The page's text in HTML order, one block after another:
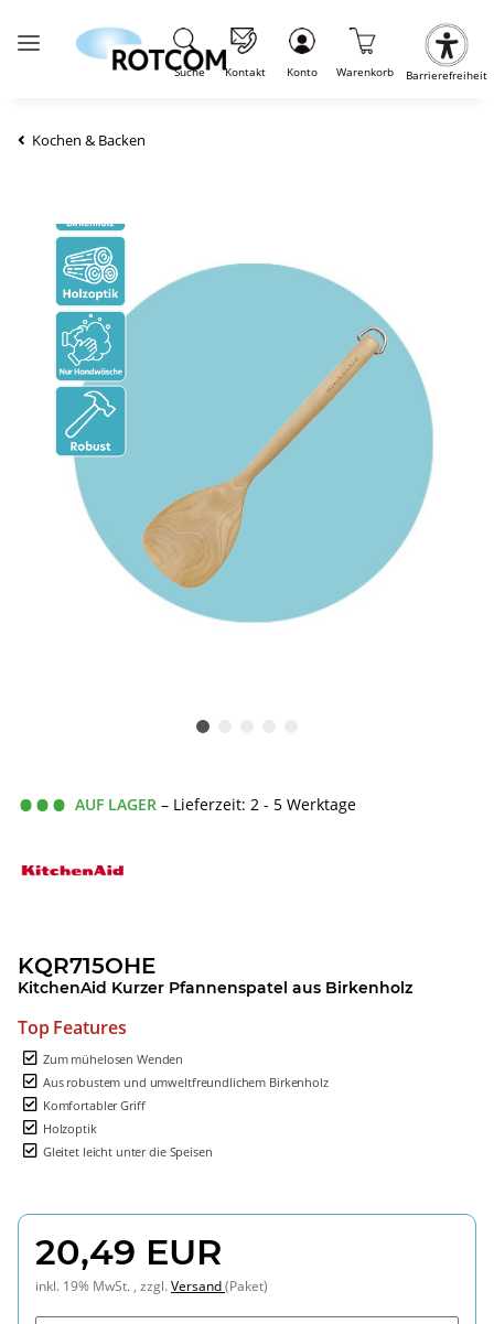
Suche Kontakt Konto Warenkorb Barrierefreiheit
Kochen & Backen
AUF LAGER – Lieferzeit: 2 - 5 Werktage
KQR715OHE
KitchenAid Kurzer Pfannenspatel aus Birkenholz
Top Features
Zum mühelosen Wenden
Aus robustem und umweltfreundlichem Birkenholz
Komfortabler Griff
Holzoptik
Gleitet leicht unter die Speisen
20,49 EUR
inkl. 19% MwSt. , zzgl.Versand(Paket)